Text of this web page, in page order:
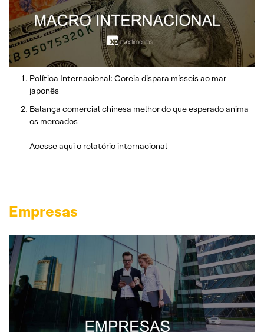
Política Internacional: Coreia dispara mísseis ao mar
japonês
Balança comercial chinesa melhor do que esperado anima
os mercados
Acesse aqui o relatório internacional
Empresas